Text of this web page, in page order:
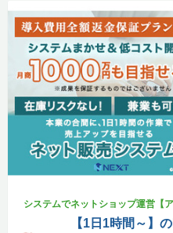
システムでネットショップ運営【ア
【1日1時間～】